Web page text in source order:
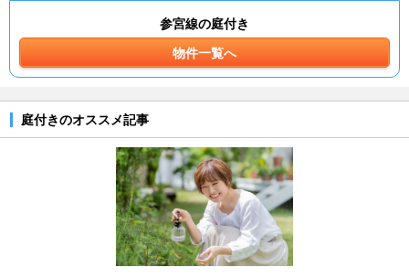
参宮線の庭付き
物件一覧へ
庭付きのオススメ記事